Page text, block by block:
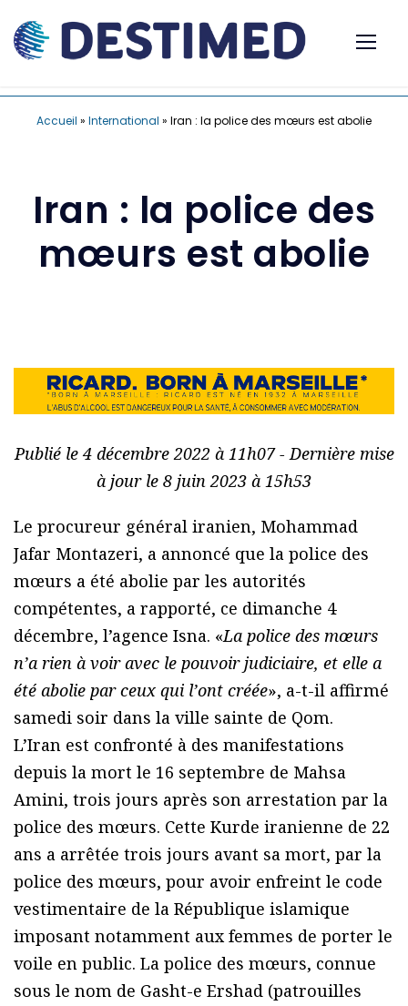
Accueil » International » Iran : la police des mœurs est abolie
Iran : la police des
mœurs est abolie
Publié le 4 décembre 2022 à 11h07 - Dernière mise
à jour le 8 juin 2023 à 15h53
Le procureur général iranien, Mohammad
Jafar Montazeri, a annoncé que la police des
mœurs a été abolie par les autorités
compétentes, a rapporté, ce dimanche 4
décembre, l’agence Isna. «La police des mœurs
n’a rien à voir avec le pouvoir judiciaire, et elle a
été abolie par ceux qui l’ont créée», a-t-il affirmé
samedi soir dans la ville sainte de Qom.
L’Iran est confronté à des manifestations
depuis la mort le 16 septembre de Mahsa
Amini, trois jours après son arrestation par la
police des mœurs. Cette Kurde iranienne de 22
ans a arrêtée trois jours avant sa mort, par la
police des mœurs, pour avoir enfreint le code
vestimentaire de la République islamique
imposant notamment aux femmes de porter le
voile en public. La police des mœurs, connue
sous le nom de Gasht-e Ershad (patrouilles